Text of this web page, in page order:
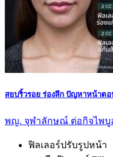
สยบริ้วรอย ร่องลึก ปัญหาหน้าตอ
พญ. จุฬาลักษณ์ ต่อกิจไพบูล
ฟิลเลอร์ปรับรูปหน้า